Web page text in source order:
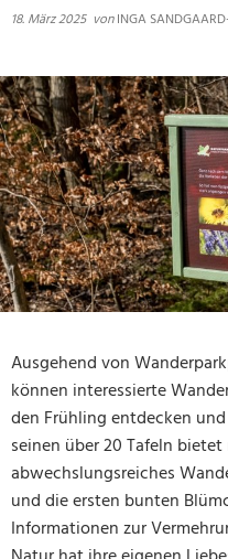
18. März 2025 vonINGA
Ausgehend von
können interessierte
den Frühling entdecken
seinen über 20 Tafeln
abwechslungsreiches
und die ersten bunten
Informationen zur